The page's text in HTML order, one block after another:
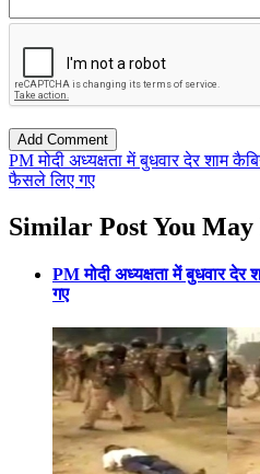
PM मोदी अध्यक्षता में बुधवार देर शाम
फैसले लिए गए
Similar Post You
PM मोदी अध्यक्षता में बुधवार
गए